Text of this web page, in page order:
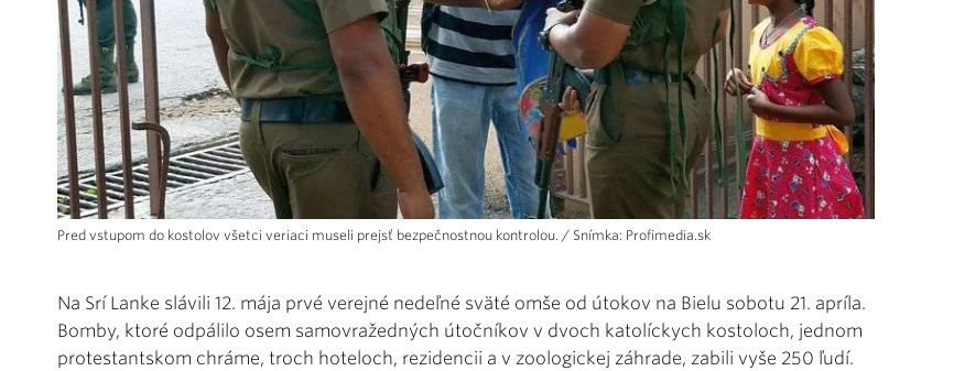
Pred vstupom do kostolov všetci veriaci museli prejsť bezpečnostnou kontrolou. / Snímka: Profimedia.sk
Na Srí Lanke slávili 12. mája prvé verejné nedeľné sväté omše od útokov na Bielu sobotu 21. apríla.
Bomby, ktoré odpálilo osem samovražedných útočníkov v dvoch katolíckych kostoloch, jednom
protestantskom chráme, troch hoteloch, rezidencii a v zoologickej záhrade, zabili vyše 250 ľudí.